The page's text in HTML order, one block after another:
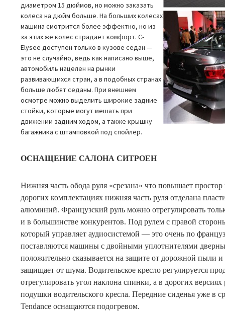
диаметром 15 дюймов, но можно заказать
колеса на дюйм больше. На больших колесах
машина смотрится более эффектно, но из
за этих же колес страдает комфорт. С-
Elysee доступен только в кузове седан —
это не случайно, ведь как написано выше,
автомобиль нацелен на рынки
развивающихся стран, а в подобных странах
больше любят седаны. При внешнем
осмотре можно выделить широкие задние
стойки, которые могут мешать при
движении задним ходом, а также крышку
багажника с штамповкой под спойлер.
ОСНАЩЕНИЕ САЛОНА СИТРОЕН
Нижняя часть обода руля «срезана» что повышает
дорогих комплектациях нижняя часть руля отделана
алюминий. Французский руль можно отрегулировать
и в большинстве конкурентов. Под рулем с правой
который управляет аудиосистемой — это очень по
поставляются машины с двойными уплотнителями
положительно сказывается на защите от дорожной пыли и
защищает от шума. Водительское кресло регулируется
отрегулировать угол наклона спинки, а в дорогих версиях
подушки водительского кресла. Передние сиденья уже в
Tendance оснащаются подогревом.